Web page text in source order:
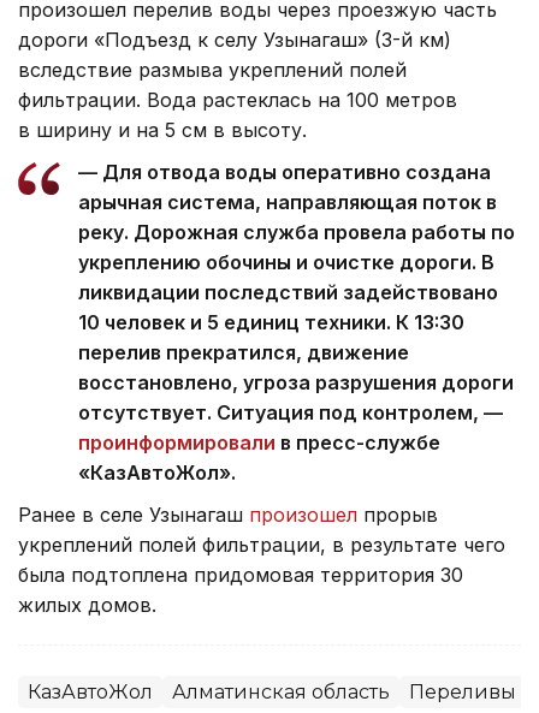
произошел перелив воды через проезжую часть
дороги «Подъезд к селу Узынагаш» (3-й км)
вследствие размыва укреплений полей
фильтрации. Вода растеклась на 100 метров
в ширину и на 5 см в высоту.
— Для отвода воды оперативно создана
арычная система, направляющая поток в
реку. Дорожная служба провела работы по
укреплению обочины и очистке дороги. В
ликвидации последствий задействовано
10 человек и 5 единиц техники. К 13:30
перелив прекратился, движение
восстановлено, угроза разрушения дороги
отсутствует. Ситуация под контролем, —
проинформировали в пресс-службе
«КазАвтоЖол».
Ранее в селе Узынагаш произошел прорыв
укреплений полей фильтрации, в результате чего
была подтоплена придомовая территория 30
жилых домов.
КазАвтоЖол Алматинская область Переливы